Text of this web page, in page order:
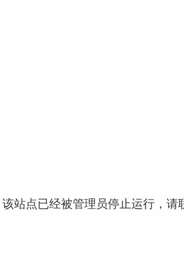
站点已经被管理员停止运行，请